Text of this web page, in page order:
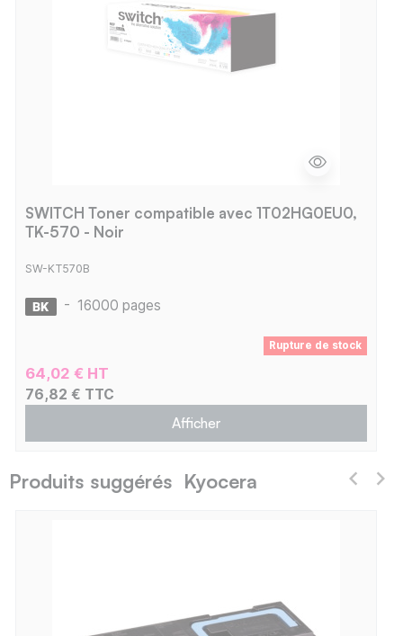
SWITCH Toner compatible avec 1T02HG0EU0,
TK-570 - Noir
SW-KT570B
- 16000 pages
Rupture de stock
64,02 € HT
76,82 € TTC
Afficher
Produits suggérés Kyocera